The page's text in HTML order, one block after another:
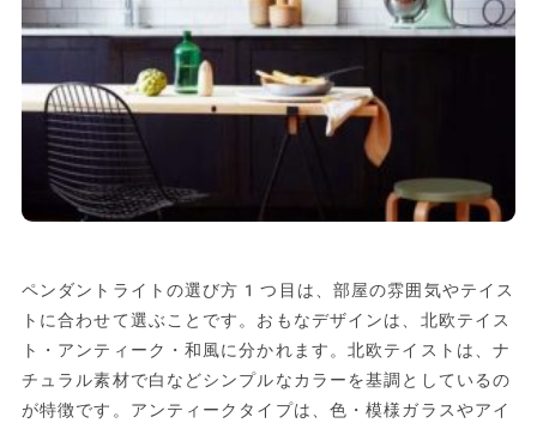
ペンダントライトの選び方1つ目は、部屋の雰囲気やテイス
トに合わせて選ぶことです。おもなデザインは、北欧テイス
ト・アンティーク・和風に分かれます。北欧テイストは、ナ
チュラル素材で白などシンプルなカラーを基調としているの
が特徴です。アンティークタイプは、色・模様ガラスやアイ